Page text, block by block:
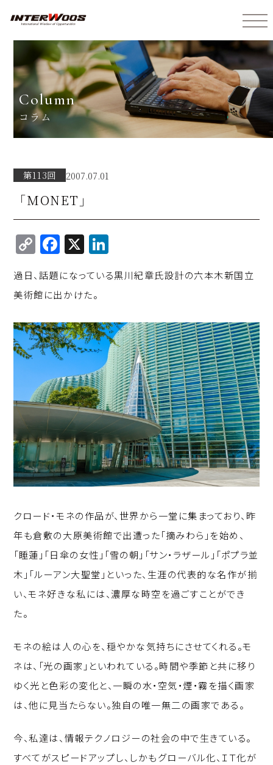
column
コラム
第113回 2007.07.01
「MONET」
C
o
p
y
Li
n
k
F
a
c
e
b
o
o
k
X
n
k
d
I
n
過日、話題になっている黒川紀章氏設計の六本木新国立
美術館に出かけた。
クロード・モネの作品が、世界から一堂に集まっており、昨
年も倉敷の大原美術館で出遭った「摘みわら」を始め、
「睡蓮」「日傘の女性」「雪の朝」「サン・ラザール」「ポプラ並
木」「ルーアン大聖堂」といった、生涯の代表的な名作が揃
い、モネ好きな私には、濃厚な時空を過ごすことができ
た。
モネの絵は人の心を、穏やかな気持ちにさせてくれる。モ
ネは、「光の画家」といわれている。時間や季節と共に移り
ゆく光と色彩の変化と、一瞬の水・空気・煙・霧を描く画家
は、他に見当たらない。独自の唯一無二の画家である。
今、私達は、情報テクノロジーの社会の中で生きている。
すべてがスピードアップし、しかもグローバル化、ＩＴ化が